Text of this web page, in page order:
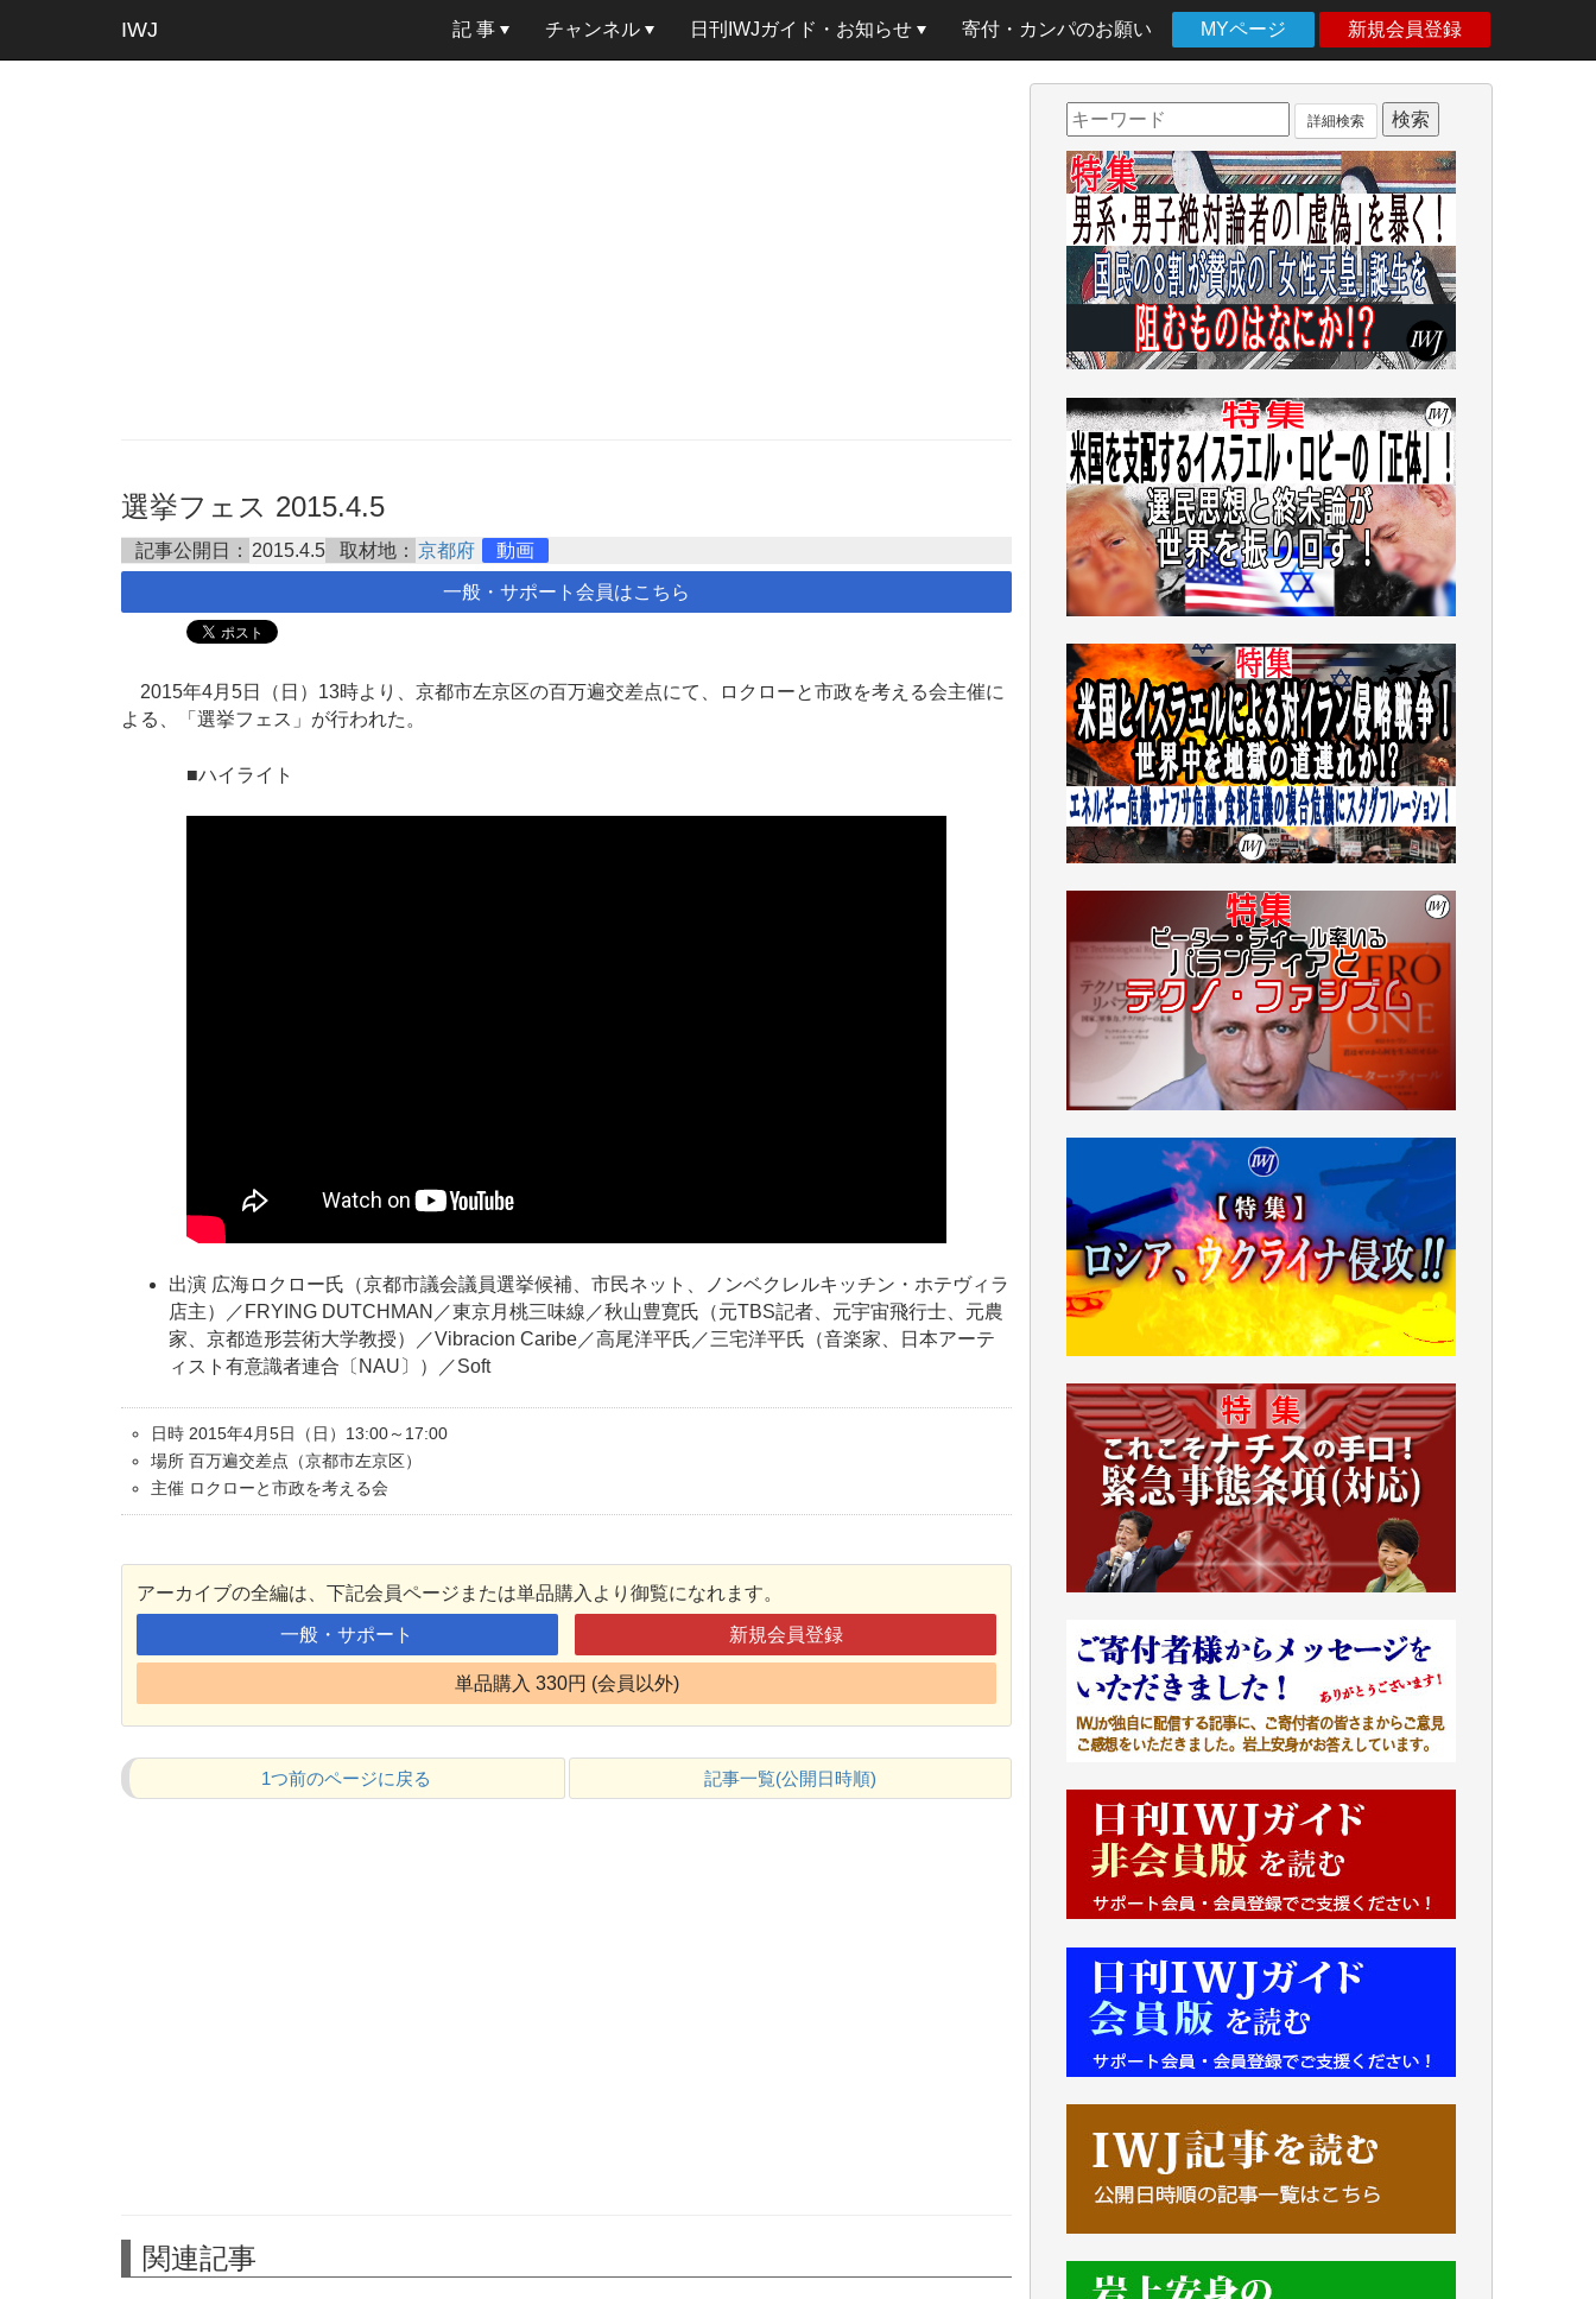
IWJ 記 事 チャンネル 日刊IWJガイド・お知らせ 寄付・カンパのお願い MYページ 新規会員登録
選挙フェス 2015.4.5
記事公開日： 2015.4.5 取材地： 京都府 動画
一般・サポート会員はこちら
2015年4月5日（日）13時より、京都市左京区の百万遍交差点にて、ロクローと市政を考える会主催に
よる、「選挙フェス」が行われた。
■ハイライト
出演 広海ロクロー氏（京都市議会議員選挙候補、市民ネット、ノンベクレルキッチン・ホテヴィラ
店主）／FRYING DUTCHMAN／東京月桃三味線／秋山豊寛氏（元TBS記者、元宇宙飛行士、元農
家、京都造形芸術大学教授）／Vibracion Caribe／高尾洋平氏／三宅洋平氏（音楽家、日本アーテ
ィスト有意識者連合〔NAU〕）／Soft
日時 2015年4月5日（日）13:00～17:00
場所 百万遍交差点（京都市左京区）
主催 ロクローと市政を考える会
アーカイブの全編は、下記会員ページまたは単品購入より御覧になれます。
一般・サポート 新規会員登録
単品購入 330円 (会員以外)
1つ前のページに戻る 記事一覧(公開日時順)
関連記事
詳細検索
■■■■■■
IWJには、ご寄付・カンパをいただいた方々
より、たくさんの応援のメッセージが届いて
います。感謝を込めて、その一部をここにご
■■■■■■
■2026年7月、ご寄付いただいた皆さま、心よ
り感謝を申し上げます。
Y.Y. 様
Y,M. 様
T.M. 様
マツモト ヤスアキ 様
マシオン 恵美香 様
新城 靖 様
T.Y. 様
K.O. 様
Y.S. 様
Y.N. 様